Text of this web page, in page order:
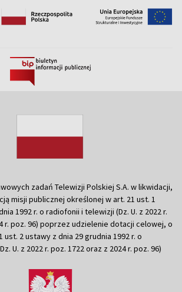
zadań Telewizji Polskiej S.A. w likwidacji,
misji publicznej określonej w art. 21 ust. 1
1992 r. o radiofonii i telewizji (Dz. U. z 2022 r.
r. poz. 96) poprzez udzielenie dotacji celowej, o
2 ustawy z dnia 29 grudnia 1992 r. o
U. z 2022 r. poz. 1722 oraz z 2024 r. poz. 96)